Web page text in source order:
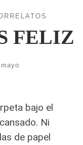
FELIZ
bajo el
Ni
de papel